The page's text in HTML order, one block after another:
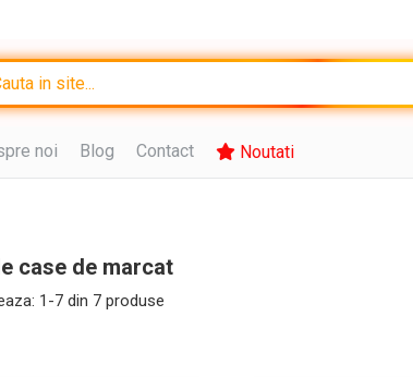
noi Blog Contact Noutati
case de marcat
1-7 din 7 produse